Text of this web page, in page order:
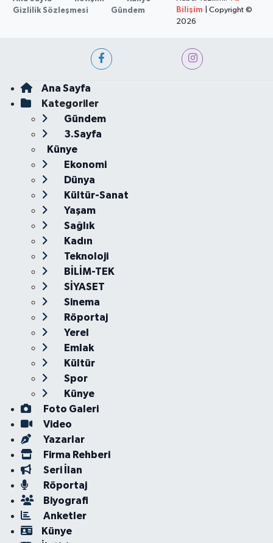
Gizlilik Sözleşmesi
Gündem
Bilişim | Copyright ©
2026
Ana Sayfa
Kategoriler
Gündem
3.Sayfa
Künye
Ekonomi
Dünya
Kültür-Sanat
Yaşam
Sağlık
Kadın
Teknoloji
BİLİM-TEK
SİYASET
Sinema
Röportaj
Yerel
Emlak
Kültür
Spor
Künye
Foto Galeri
Video
Yazarlar
Firma Rehberi
Seri İlan
Röportaj
Biyografi
Anketler
Künye